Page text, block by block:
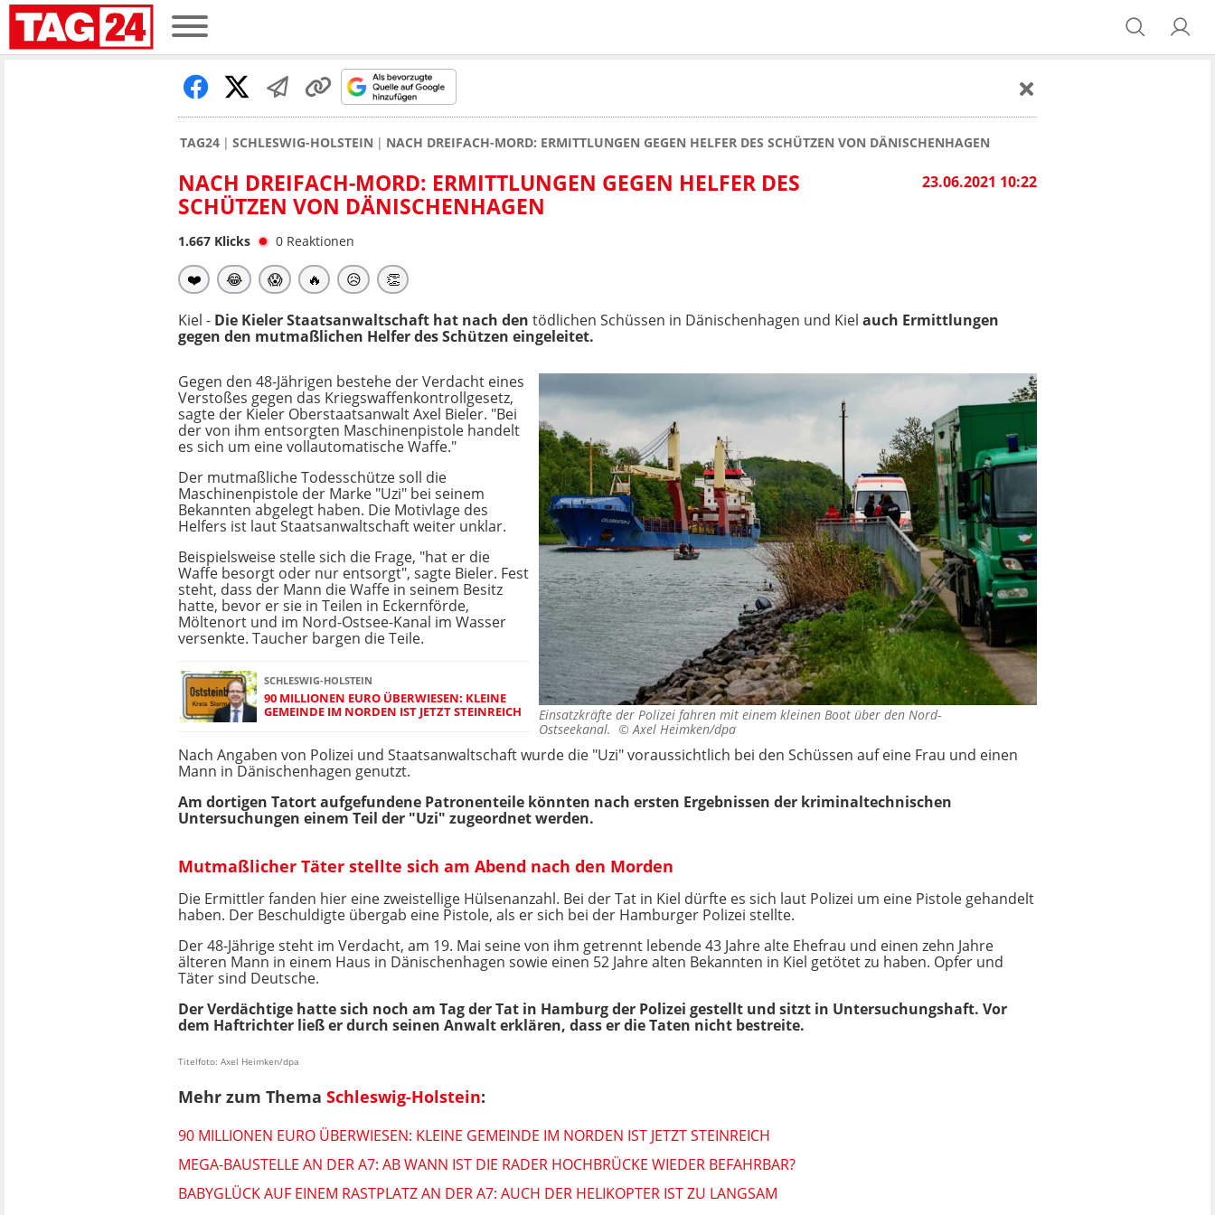
TAG24 SCHLESWIG-HOLSTEIN NACH DREIFACH-MORD: ERMITTLUNGEN GEGEN HELFER DES SCHÜTZEN VON DÄNISCHENHAGEN
23.06.2021 10:22
NACH DREIFACH-MORD: ERMITTLUNGEN GEGEN HELFER DES
SCHÜTZEN VON DÄNISCHENHAGEN
1.667 Klicks 0 Reaktionen
❤️ 😂 😱 🔥 😥 👏
Kiel - Die Kieler Staatsanwaltschaft hat nach den tödlichen Schüssen in Dänischenhagen und Kiel auch Ermittlungen
gegen den mutmaßlichen Helfer des Schützen eingeleitet.
Einsatzkräfte der Polizei fahren mit einem kleinen Boot über den Nord-
Ostseekanal. ©Axel Heimken/dpa
Gegen den 48-Jährigen bestehe der Verdacht eines
Verstoßes gegen das Kriegswaffenkontrollgesetz,
sagte der Kieler Oberstaatsanwalt Axel Bieler. "Bei
der von ihm entsorgten Maschinenpistole handelt
es sich um eine vollautomatische Waffe."
Der mutmaßliche Todesschütze soll die
Maschinenpistole der Marke "Uzi" bei seinem
Bekannten abgelegt haben. Die Motivlage des
Helfers ist laut Staatsanwaltschaft weiter unklar.
Beispielsweise stelle sich die Frage, "hat er die
Waffe besorgt oder nur entsorgt", sagte Bieler. Fest
steht, dass der Mann die Waffe in seinem Besitz
hatte, bevor er sie in Teilen in Eckernförde,
Möltenort und im Nord-Ostsee-Kanal im Wasser
versenkte. Taucher bargen die Teile.
SCHLESWIG-HOLSTEIN
90 MILLIONEN EURO ÜBERWIESEN: KLEINE
GEMEINDE IM NORDEN IST JETZT STEINREICH
Nach Angaben von Polizei und Staatsanwaltschaft wurde die "Uzi" voraussichtlich bei den Schüssen auf eine Frau und einen
Mann in Dänischenhagen genutzt.
Am dortigen Tatort aufgefundene Patronenteile könnten nach ersten Ergebnissen der kriminaltechnischen
Untersuchungen einem Teil der "Uzi" zugeordnet werden.
Mutmaßlicher Täter stellte sich am Abend nach den Morden
Die Ermittler fanden hier eine zweistellige Hülsenanzahl. Bei der Tat in Kiel dürfte es sich laut Polizei um eine Pistole gehandelt
haben. Der Beschuldigte übergab eine Pistole, als er sich bei der Hamburger Polizei stellte.
Der 48-Jährige steht im Verdacht, am 19. Mai seine von ihm getrennt lebende 43 Jahre alte Ehefrau und einen zehn Jahre
älteren Mann in einem Haus in Dänischenhagen sowie einen 52 Jahre alten Bekannten in Kiel getötet zu haben. Opfer und
Täter sind Deutsche.
Der Verdächtige hatte sich noch am Tag der Tat in Hamburg der Polizei gestellt und sitzt in Untersuchungshaft. Vor
dem Haftrichter ließ er durch seinen Anwalt erklären, dass er die Taten nicht bestreite.
Titelfoto: Axel Heimken/dpa
Mehr zum Thema Schleswig-Holstein:
90 MILLIONEN EURO ÜBERWIESEN: KLEINE GEMEINDE IM NORDEN IST JETZT STEINREICH
MEGA-BAUSTELLE AN DER A7: AB WANN IST DIE RADER HOCHBRÜCKE WIEDER BEFAHRBAR?
BABYGLÜCK AUF EINEM RASTPLATZ AN DER A7: AUCH DER HELIKOPTER IST ZU LANGSAM